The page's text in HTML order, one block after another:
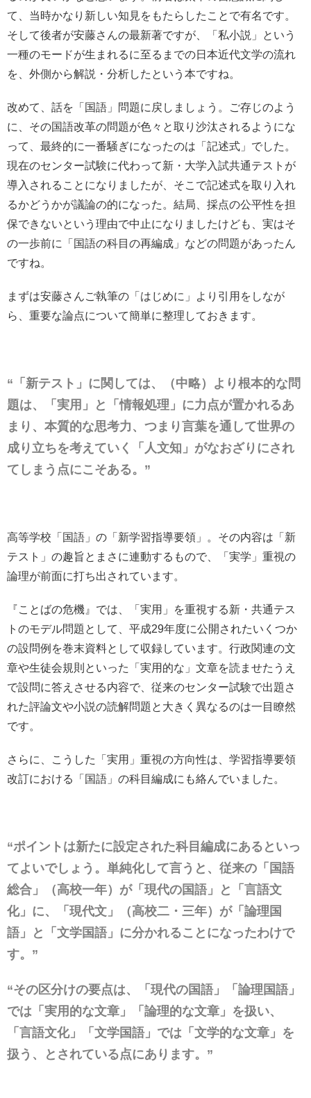
て、当時かなり新しい知見をもたらしたことで有名です。
そして後者が安藤さんの最新著ですが、「私小説」という
一種のモードが生まれるに至るまでの日本近代文学の流れ
を、外側から解説・分析したという本ですね。
改めて、話を「国語」問題に戻しましょう。ご存じのよう
に、その国語改革の問題が色々と取り沙汰されるようにな
って、最終的に一番騒ぎになったのは「記述式」でした。
現在のセンター試験に代わって新・大学入試共通テストが
導入されることになりましたが、そこで記述式を取り入れ
るかどうかが議論の的になった。結局、採点の公平性を担
保できないという理由で中止になりましたけども、実はそ
の一歩前に「国語の科目の再編成」などの問題があったん
ですね。
まずは安藤さんご執筆の「はじめに」より引用をしなが
ら、重要な論点について簡単に整理しておきます。
“「新テスト」に関しては、（中略）より根本的な問
題は、「実用」と「情報処理」に力点が置かれるあ
まり、本質的な思考力、つまり言葉を通して世界の
成り立ちを考えていく「人文知」がなおざりにされ
てしまう点にこそある。”
高等学校「国語」の「新学習指導要領」。その内容は「新
テスト」の趣旨とまさに連動するもので、「実学」重視の
論理が前面に打ち出されています。
『ことばの危機』では、「実用」を重視する新・共通テス
トのモデル問題として、平成29年度に公開されたいくつか
の設問例を巻末資料として収録しています。行政関連の文
章や生徒会規則といった「実用的な」文章を読ませたうえ
で設問に答えさせる内容で、従来のセンター試験で出題さ
れた評論文や小説の読解問題と大きく異なるのは一目瞭然
です。
さらに、こうした「実用」重視の方向性は、学習指導要領
改訂における「国語」の科目編成にも絡んでいました。
“ポイントは新たに設定された科目編成にあるといっ
てよいでしょう。単純化して言うと、従来の「国語
総合」（高校一年）が「現代の国語」と「言語文
化」に、「現代文」（高校二・三年）が「論理国
語」と「文学国語」に分かれることになったわけで
す。”
“その区分けの要点は、「現代の国語」「論理国語」
では「実用的な文章」「論理的な文章」を扱い、
「言語文化」「文学国語」では「文学的な文章」を
扱う、とされている点にあります。”